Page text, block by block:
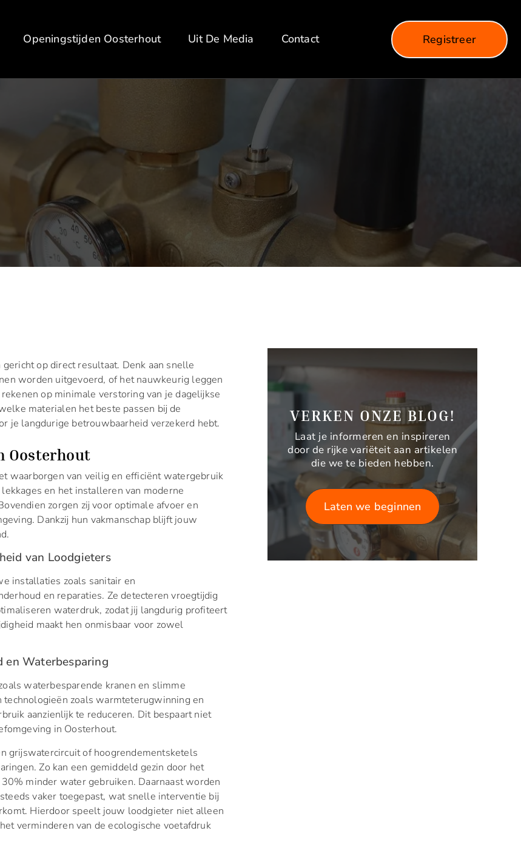
Openingstijden Oosterhout Uit De Media Contact Registreer
op direct resultaat. Denk aan snelle
worden uitgevoerd, of het nauwkeurig leggen
op minimale verstoring van je dagelijkse
materialen het beste passen bij de
langdurige betrouwbaarheid verzekerd hebt.
Oosterhout
waarborgen van veilig en efficiënt watergebruik
en het installeren van moderne
zorgen zij voor optimale afvoer en
Dankzij hun vakmanschap blijft jouw
van Loodgieters
installaties zoals sanitair en
en reparaties. Ze detecteren vroegtijdig
waterdruk, zodat jij langdurig profiteert
maakt hen onmisbaar voor zowel
en Waterbesparing
waterbesparende kranen en slimme
zoals warmteterugwinning en
aanzienlijk te reduceren. Dit bespaart niet
in Oosterhout.
grijswatercircuit of hoogrendementsketels
Zo kan een gemiddeld gezin door het
minder water gebruiken. Daarnaast worden
vaker toegepast, wat snelle interventie bij
Hierdoor speelt jouw loodgieter niet alleen
verminderen van de ecologische voetafdruk
VERKEN ONZE BLOG!
Laat je informeren en inspireren
door de rijke variëteit aan artikelen
die we te bieden hebben.
Laten we beginnen